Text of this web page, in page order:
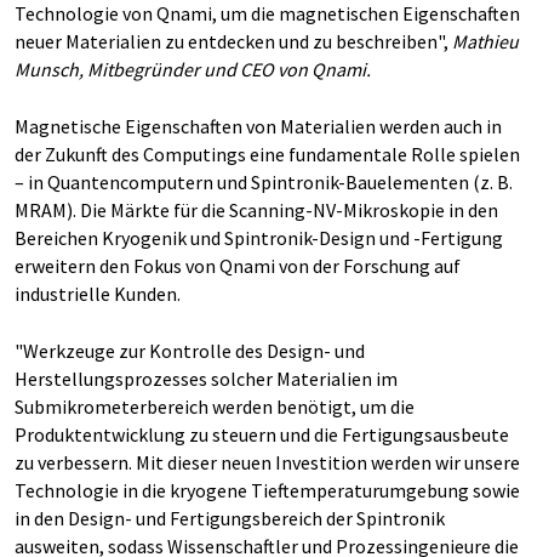
Technologie von Qnami, um die magnetischen Eigenschaften
neuer Materialien zu entdecken und zu beschreiben", Mathieu
Munsch, Mitbegründer und CEO von Qnami.
Magnetische Eigenschaften von Materialien werden auch in
der Zukunft des Computings eine fundamentale Rolle spielen
– in Quantencomputern und Spintronik-Bauelementen (z. B.
MRAM). Die Märkte für die Scanning-NV-Mikroskopie in den
Bereichen Kryogenik und Spintronik-Design und -Fertigung
erweitern den Fokus von Qnami von der Forschung auf
industrielle Kunden.
"Werkzeuge zur Kontrolle des Design- und
Herstellungsprozesses solcher Materialien im
Submikrometerbereich werden benötigt, um die
Produktentwicklung zu steuern und die Fertigungsausbeute
zu verbessern. Mit dieser neuen Investition werden wir unsere
Technologie in die kryogene Tieftemperaturumgebung sowie
in den Design- und Fertigungsbereich der Spintronik
ausweiten, sodass Wissenschaftler und Prozessingenieure die